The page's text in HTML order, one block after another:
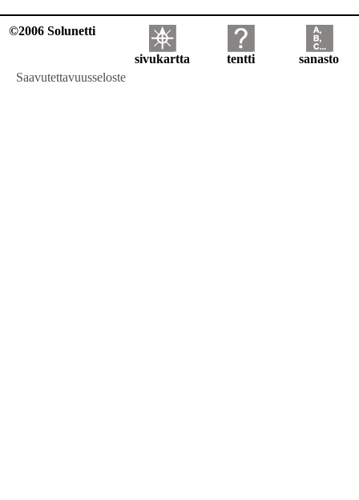
©2006 Solunetti
sivukartta tentti
sanasto
Saavutettavuusseloste